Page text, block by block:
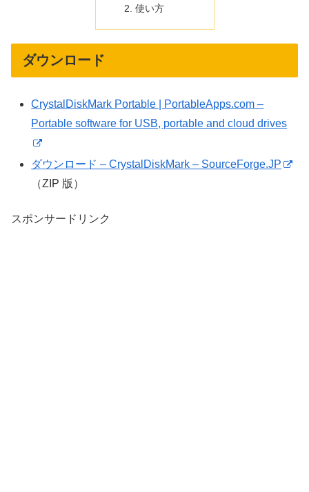
使い方
ダウンロード
CrystalDiskMark Portable | PortableApps.com –
Portable software for USB, portable and cloud drives
ダウンロード – CrystalDiskMark – SourceForge.JP
（ZIP 版）
スポンサードリンク